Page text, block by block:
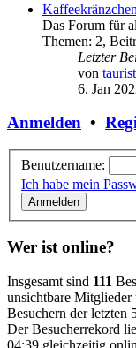
Kaffeekränzchen
Das Forum für
Themen: 2,
Letzter
von
6. Jan
Anmelden •
Benutzername:
Ich habe mein
Wer ist online?
Insgesamt sind 111
unsichtbare Mitglieder
Besuchern der letzten
Der Besucherrekord
04:39 gleichzeitig